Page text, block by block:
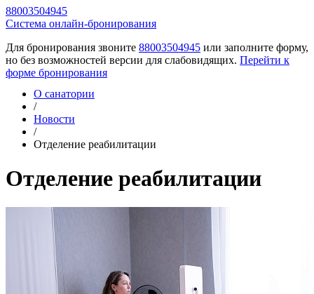
88003504945
Cистема онлайн-бронирования
Для бронирования звоните 88003504945 или заполните форму,
но без возможностей версии для слабовидящих. Перейти к
форме бронирования
О санатории
/
Новости
/
Отделение реабилитации
Отделение реабилитации